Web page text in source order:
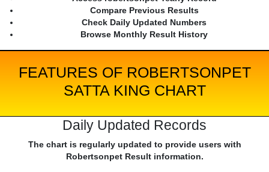
Compare Previous Results
Check Daily Updated Numbers
Browse Monthly Result History
FEATURES OF ROBERTSONPET
SATTA KING CHART
Daily Updated Records
The chart is regularly updated to provide users with
Robertsonpet Result information.